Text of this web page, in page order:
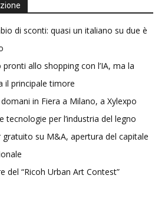
di sconti: quasi un italiano su due è
allo shopping con l’IA, ma la
il principale timore
in Fiera a Milano, a Xylexpo
tecnologie per l’industria del legno
gratuito su M&A, apertura del capitale
del “Ricoh Urban Art Contest”